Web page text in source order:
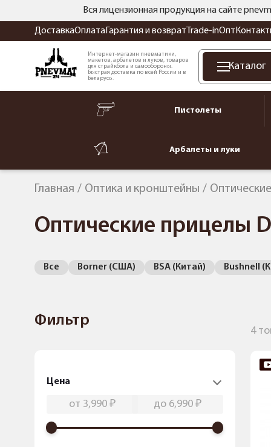
Вся лицензионная продукция на сайте
ДоставкаОплата Гарантия и возврат Trade-inОпт
Интернет-магазин пневматики,
макетов, арбалетов и луков, товаров
для страйкбола и самообороны.
Быстрая доставка по всей России и в
Беларусь.
Каталог
Пистолеты
Арбалеты и луки
Главная Оптика и кронштейны
Оптические прицелы
Все Borner (США) BSA (Китай) Bushnell
Фильтр
Цена
4